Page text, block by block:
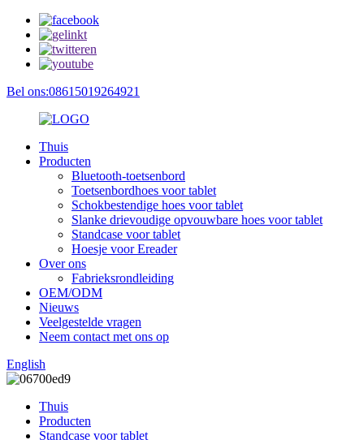
Bel ons:08615019264921
Thuis
Producten
Bluetooth-toetsenbord
Toetsenbordhoes voor tablet
Schokbestendige hoes voor tablet
Slanke drievoudige opvouwbare hoes voor tablet
Standcase voor tablet
Hoesje voor Ereader
Over ons
Fabrieksrondleiding
OEM/ODM
Nieuws
Veelgestelde vragen
Neem contact met ons op
English
Thuis
Producten
Standcase voor tablet